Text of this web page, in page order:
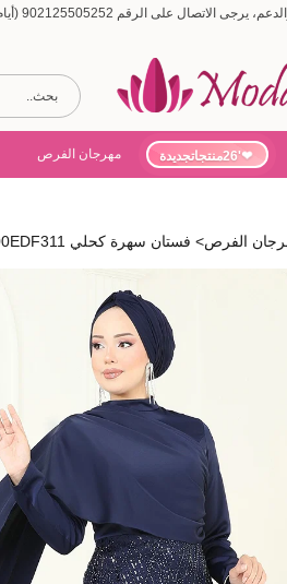
902125505252 (أيام الأسبوع من 9:00 إلى 19:00، أيام السبت من 9:00 إلى 15:00)
'26منتجاتجديدة مهرجان الفرص
الفرص> فستان سهرة كحلي 5700EDF311